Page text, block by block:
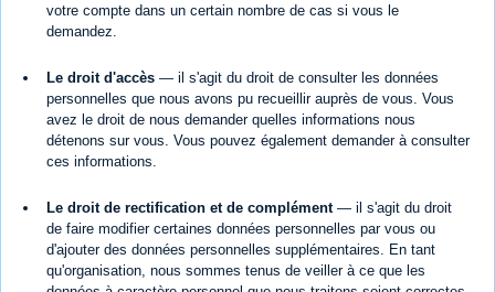
votre compte dans un certain nombre de cas si vous le
demandez.
Le droit d'accès — il s'agit du droit de consulter les données
personnelles que nous avons pu recueillir auprès de vous. Vous
avez le droit de nous demander quelles informations nous
détenons sur vous. Vous pouvez également demander à consulter
ces informations.
Le droit de rectification et de complément— il s'agit du droit
de faire modifier certaines données personnelles par vous ou
d'ajouter des données personnelles supplémentaires. En tant
qu'organisation, nous sommes tenus de veiller à ce que les